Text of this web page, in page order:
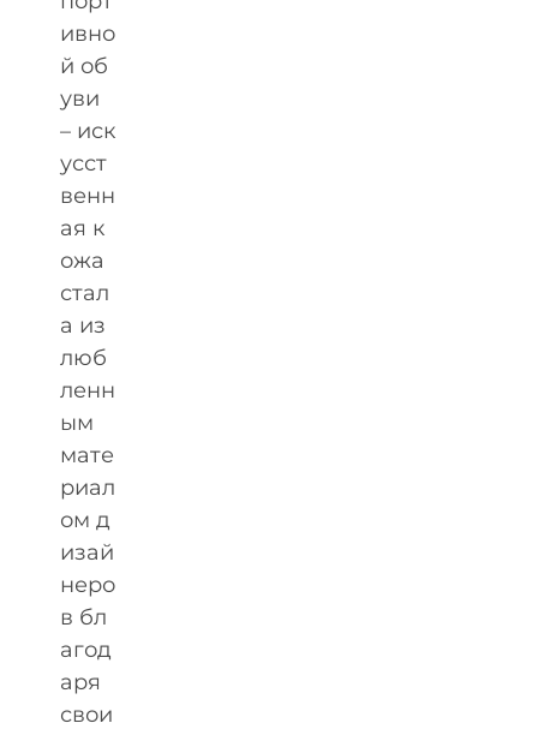
ивно
й об
уви
– иск
усст
венн
ая к
ожа
стал
а из
люб
ленн
ым
мате
риал
ом д
изай
неро
в бл
агод
аря
свои